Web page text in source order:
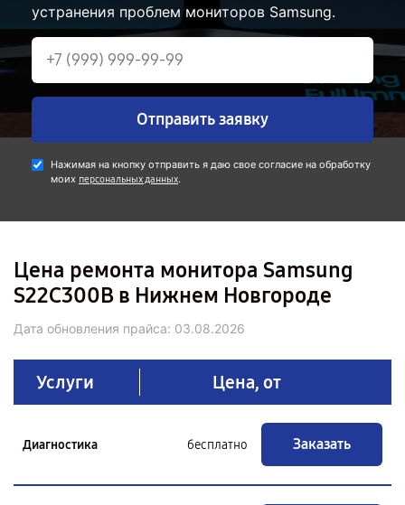
устранения проблем мониторов Samsung.
Отправить заявку
Нажимая на кнопку отправить я даю свое согласие на обработку
моих персональных данных.
Цена ремонта монитора Samsung
S22C300B в Нижнем Новгороде
Дата обновления прайса: 03.08.2026
Услуги Цена, от
Диагностика бесплатно Заказать